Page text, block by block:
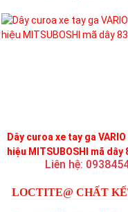
Dây curoa xe tay ga
hiệu MITSUBOSHI mã dây
Liên hệ:
LOCTITE@ CHẤT